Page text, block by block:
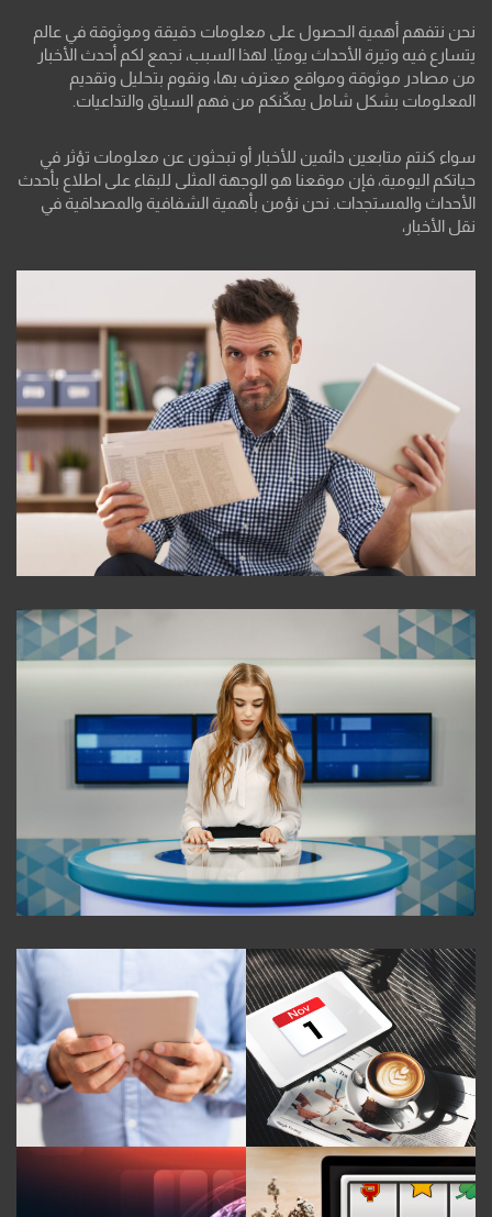
نحن نتفهم أهمية الحصول على معلومات دقيقة وموثوقة في عالم
يتسارع فيه وتيرة الأحداث يوميًا. لهذا السبب، نجمع لكم أحدث الأخبار
من مصادر موثوقة ومواقع معترف بها، ونقوم بتحليل وتقديم
المعلومات بشكل شامل يمكّنكم من فهم السياق والتداعيات.
سواء كنتم متابعين دائمين للأخبار أو تبحثون عن معلومات تؤثر في
حياتكم اليومية، فإن موقعنا هو الوجهة المثلى للبقاء على اطلاع بأحدث
الأحداث والمستجدات. نحن نؤمن بأهمية الشفافية والمصداقية في
نقل الأخبار،